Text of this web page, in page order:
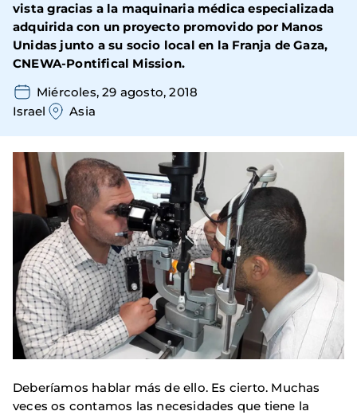
vistagracias a la maquinaria médica especializada
adquirida con un proyecto promovido por Manos
Unidas junto a su socio local en la Franja de Gaza,
CNEWA-Pontifical Mission.
Miércoles, 29 agosto, 2018
Israel
Asia
Deberíamos hablar más de ello. Es cierto. Muchas
veces os contamos las necesidades que tiene la